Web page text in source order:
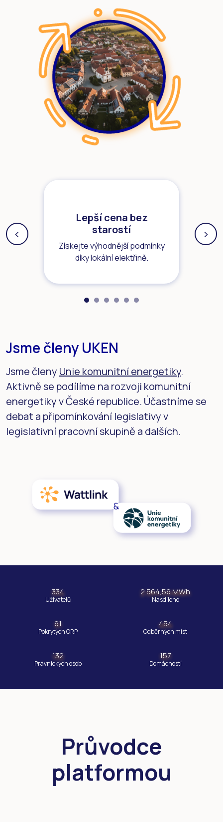
Lepší cena bez
starostí
Získejte výhodnější podmínky
díky lokální elektřině.
‹Previous ›Next
Jsme členy UKEN
Jsme členy Unie komunitní energetiky.
Aktivně se podílíme na rozvoji komunitní
energetiky v České republice. Účastníme se
debat a připomínkování legislativy v
legislativní pracovní skupině a dalších.
334
Uživatelů
2.564,59 MWh
Nasdíleno
91
Pokrytých ORP
454
Odběrných míst
132
Právnických osob
157
Domácností
Průvodce
platformou